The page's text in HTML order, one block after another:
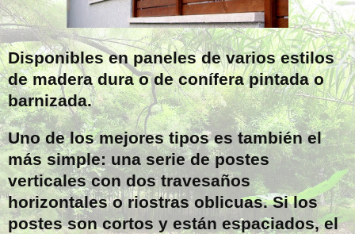
Disponibles en paneles de varios estilos
de madera dura o de conífera pintada o
barnizada.
Uno de los mejores tipos es también el
más simple: una serie de postes
verticales con dos travesaños
horizontales o riostras oblicuas. Si los
postes son cortos y están espaciados, el